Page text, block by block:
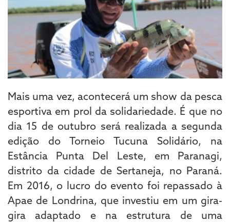
Mais uma vez, acontecerá um show da pesca
esportiva em prol da solidariedade. É que no
dia 15 de outubro será realizada a segunda
edição do Torneio Tucuna Solidário, na
Estância Punta Del Leste, em Paranagi,
distrito da cidade de Sertaneja, no Paraná.
Em 2016, o lucro do evento foi repassado à
Apae de Londrina, que investiu em um gira-
gira adaptado e na estrutura de uma